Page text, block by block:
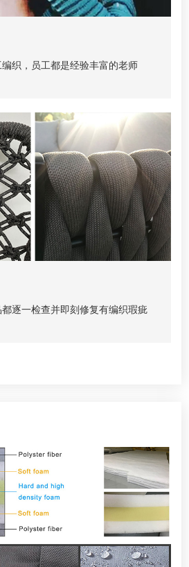
织，员工都是经验丰富的老师
逐一检查并即刻修复有编织瑕疵